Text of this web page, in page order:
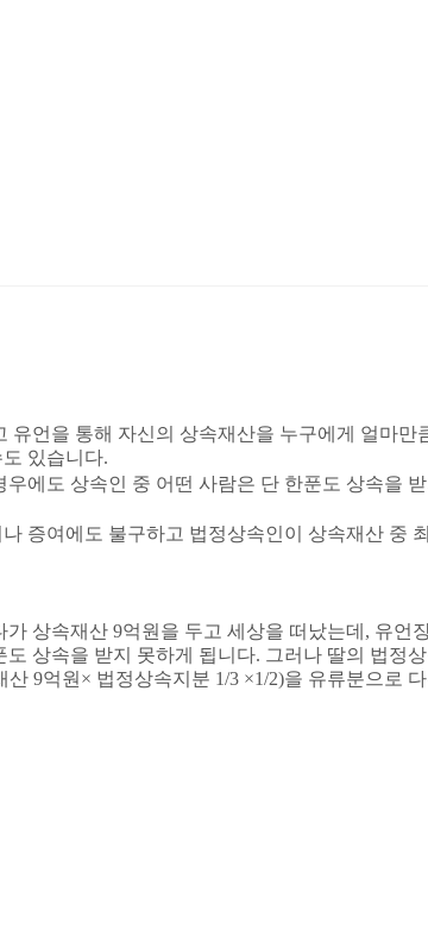
유언을 통해 자신의 상속재산을 누구에게 얼마
있습니다.
에도 상속인 중 어떤 사람은 단 한푼도 상속을
증여에도 불구하고 법정상속인이 상속재산 중
가 상속재산 9억원을 두고 세상을 떠났는데 , 유언
상속을 받지 못하게 됩니다. 그러나 딸의 법정
산 9억원 × 법정상속지분 1/3 ×1/2)을 유류분으로